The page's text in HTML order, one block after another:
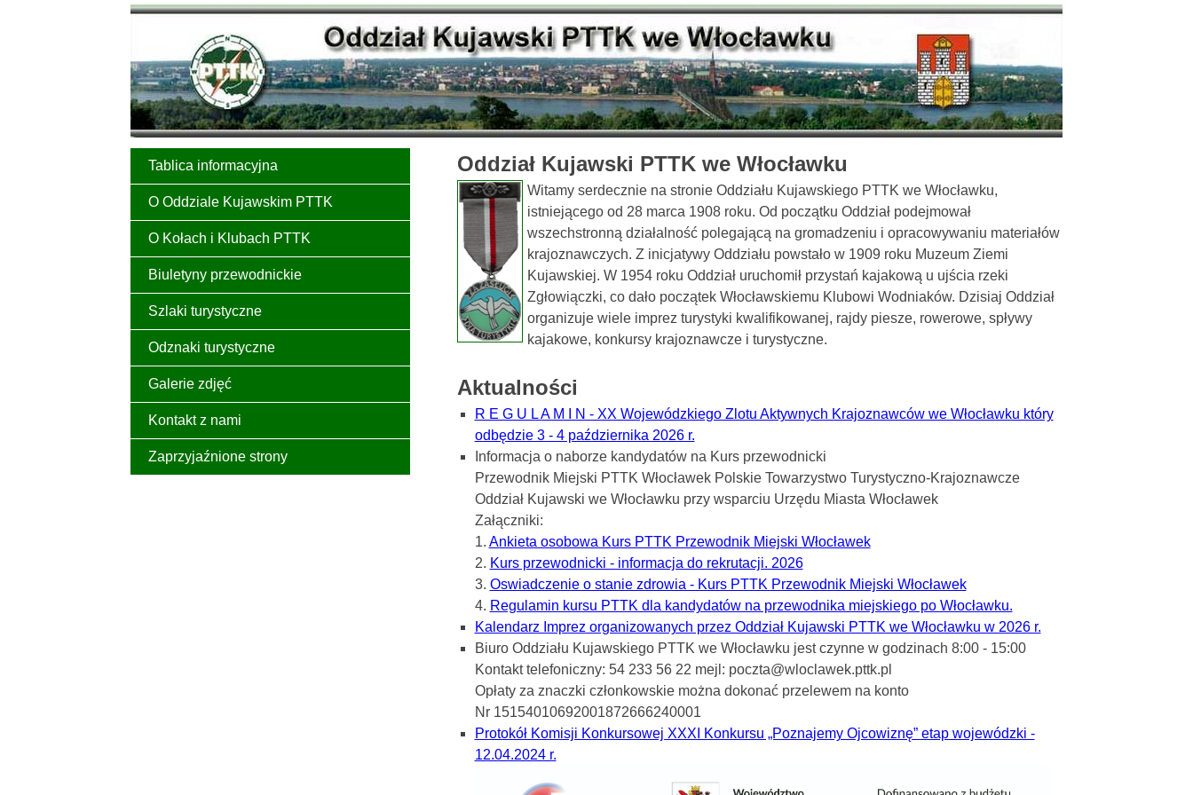
Tablica informacyjna
O Oddziale Kujawskim PTTK
O Kołach i Klubach PTTK
Biuletyny przewodnickie
Szlaki turystyczne
Odznaki turystyczne
Galerie zdjęć
Kontakt z nami
Zaprzyjaźnione strony
Oddział Kujawski PTTK we Włocławku
Witamy serdecznie na stronie Oddziału Kujawskiego PTTK we Włocławku,
istniejącego od 28 marca 1908 roku. Od początku Oddział podejmował
wszechstronną działalność polegającą na gromadzeniu i opracowywaniu materiałów
krajoznawczych. Z inicjatywy Oddziału powstało w 1909 roku Muzeum Ziemi
Kujawskiej. W 1954 roku Oddział uruchomił przystań kajakową u ujścia rzeki
Zgłowiączki, co dało początek Włocławskiemu Klubowi Wodniaków. Dzisiaj Oddział
organizuje wiele imprez turystyki kwalifikowanej, rajdy piesze, rowerowe, spływy
kajakowe, konkursy krajoznawcze i turystyczne.
Aktualności
R E G U L A M I N - XX Wojewódzkiego Zlotu Aktywnych Krajoznawców we Włocławku który
odbędzie 3 - 4 października 2026 r.
Informacja o naborze kandydatów na Kurs przewodnicki
Przewodnik Miejski PTTK Włocławek Polskie Towarzystwo Turystyczno-Krajoznawcze
Oddział Kujawski we Włocławku przy wsparciu Urzędu Miasta Włocławek
Załączniki:
1. Ankieta osobowa Kurs PTTK Przewodnik Miejski Włocławek
2. Kurs przewodnicki - informacja do rekrutacji. 2026
3. Oswiadczenie o stanie zdrowia - Kurs PTTK Przewodnik Miejski Włocławek
4. Regulamin kursu PTTK dla kandydatów na przewodnika miejskiego po Włocławku.
Kalendarz Imprez organizowanych przez Oddział Kujawski PTTK we Włocławku w 2026 r.
Biuro Oddziału Kujawskiego PTTK we Włocławku jest czynne w godzinach 8:00 - 15:00
Kontakt telefoniczny: 54 233 56 22 mejl: poczta@wloclawek.pttk.pl
Opłaty za znaczki członkowskie można dokonać przelewem na konto
Nr 15154010692001872666240001
Protokół Komisji Konkursowej XXXI Konkursu „Poznajemy Ojcowiznę” etap wojewódzki -
12.04.2024 r.